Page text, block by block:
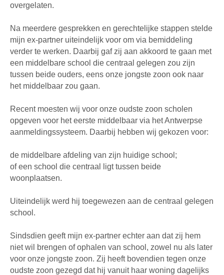
overgelaten.
Na meerdere gesprekken en gerechtelijke stappen stelde
mijn ex-partner uiteindelijk voor om via bemiddeling
verder te werken. Daarbij gaf zij aan akkoord te gaan met
een middelbare school die centraal gelegen zou zijn
tussen beide ouders, eens onze jongste zoon ook naar
het middelbaar zou gaan.
Recent moesten wij voor onze oudste zoon scholen
opgeven voor het eerste middelbaar via het Antwerpse
aanmeldingssysteem. Daarbij hebben wij gekozen voor:
de middelbare afdeling van zijn huidige school;
of een school die centraal ligt tussen beide
woonplaatsen.
Uiteindelijk werd hij toegewezen aan de centraal gelegen
school.
Sindsdien geeft mijn ex-partner echter aan dat zij hem
niet wil brengen of ophalen van school, zowel nu als later
voor onze jongste zoon. Zij heeft bovendien tegen onze
oudste zoon gezegd dat hij vanuit haar woning dagelijks